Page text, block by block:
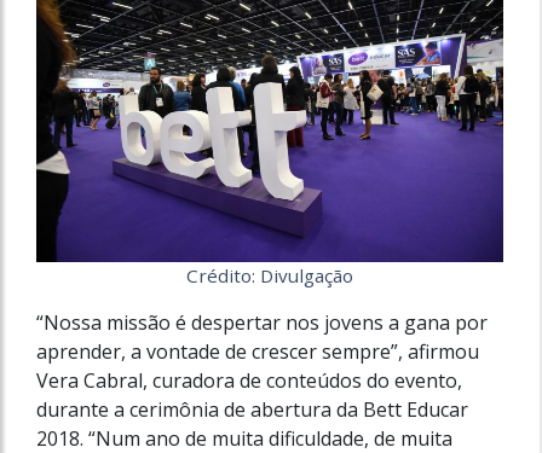
Crédito: Divulgação
“Nossa missão é despertar nos jovens a gana por
aprender, a vontade de crescer sempre”, afirmou
Vera Cabral, curadora de conteúdos do evento,
durante a cerimônia de abertura da Bett Educar
2018. “Num ano de muita dificuldade, de muita